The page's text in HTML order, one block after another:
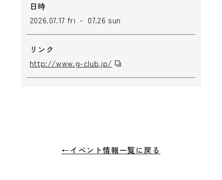
日時
2026.07.17 fri - 07.26 sun
リンク
http://www.g-club.jp/
←イベント情報一覧に戻る